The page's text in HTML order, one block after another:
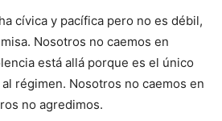
cívica y pacífica pero no es débil,
Nosotros no caemos en
está allá porque es el único
régimen. Nosotros no caemos en
no agredimos.